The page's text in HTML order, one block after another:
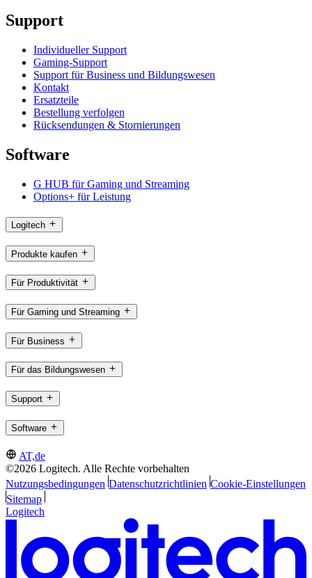
Support
Individueller Support
Gaming-Support
Support für Business und Bildungswesen
Kontakt
Ersatzteile
Bestellung verfolgen
Rücksendungen & Stornierungen
Software
G HUB für Gaming und Streaming
Options+ für Leistung
Logitech
Produkte kaufen
Für Produktivität
Für Gaming und Streaming
Für Business
Für das Bildungswesen
Support
Software
AT,de
©2026 Logitech. Alle Rechte vorbehalten
Nutzungsbedingungen Datenschutzrichtlinien Cookie-Einstellungen
Sitemap
Logitech